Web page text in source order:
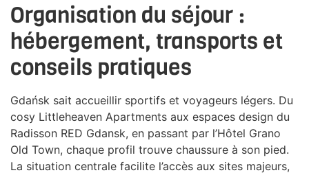
Organisation du séjour :
hébergement, transports et
conseils pratiques
Gdańsk sait accueillir sportifs et voyageurs légers. Du
cosy Littleheaven Apartments aux espaces design du
Radisson RED Gdansk, en passant par l’Hôtel Grano
Old Town, chaque profil trouve chaussure à son pied.
La situation centrale facilite l’accès aux sites majeurs,